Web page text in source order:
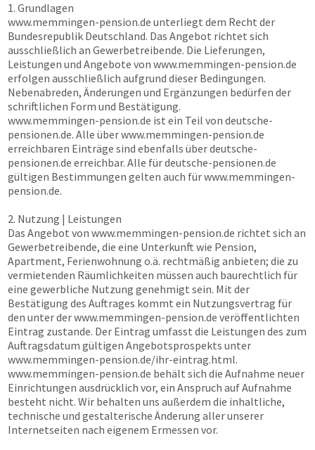
1. Grundlagen
www.memmingen-pension.de unterliegt dem Recht der
Bundesrepublik Deutschland. Das Angebot richtet sich
ausschließlich an Gewerbetreibende. Die Lieferungen,
Leistungen und Angebote von www.memmingen-pension.de
erfolgen ausschließlich aufgrund dieser Bedingungen.
Nebenabreden, Änderungen und Ergänzungen bedürfen der
schriftlichen Form und Bestätigung.
www.memmingen-pension.de ist ein Teil von deutsche-
pensionen.de. Alle überwww.memmingen-pension.de
erreichbaren Einträge sind ebenfalls überdeutsche-
pensionen.de erreichbar. Alle fürdeutsche-pensionen.de
gültigen Bestimmungen gelten auch fürwww.memmingen-
pension.de.
2. Nutzung | Leistungen
Das Angebot von www.memmingen-pension.de richtet sich an
Gewerbetreibende, die eine Unterkunft wie Pension,
Apartment, Ferienwohnung o.ä. rechtmäßig anbieten; die zu
vermietenden Räumlichkeiten müssen auch baurechtlich für
eine gewerbliche Nutzung genehmigt sein. Mit der
Bestätigung des Auftrages kommt ein Nutzungsvertrag für
den unter derwww.memmingen-pension.de veröffentlichten
Eintrag zustande. Der Eintrag umfasst die Leistungen des zum
Auftragsdatum gültigen Angebotsprospekts unter
www.memmingen-pension.de/ihr-eintrag.html.
www.memmingen-pension.de behält sich die Aufnahme neuer
Einrichtungen ausdrücklich vor, ein Anspruch auf Aufnahme
besteht nicht. Wir behalten uns außerdem die inhaltliche,
technische und gestalterische Änderung aller unserer
Internetseiten nach eigenem Ermessen vor.